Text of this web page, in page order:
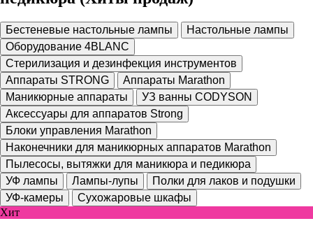
Бестеневые настольные лампы
Настольные лампы
Оборудование 4BLANC
Стерилизация и дезинфекция инструментов
Аппараты STRONG
Аппараты Marathon
Маникюрные аппараты
УЗ ванны CODYSON
Аксессуары для аппаратов Strong
Блоки управления Marathon
Наконечники для маникюрных аппаратов Marathon
Пылесосы, вытяжки для маникюра и педикюра
УФ лампы
Лампы-лупы
Полки для лаков и подушки
УФ-камеры
Сухожаровые шкафы
Хит